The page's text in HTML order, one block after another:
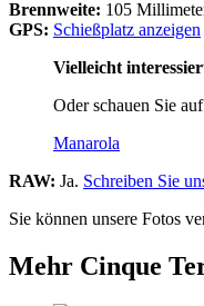
Brennweite: 105
GPS: Schießplatz anzeigen
Vielleicht
Oder schauen Sie
Manarola
RAW: Ja. Schreiben Sie
Sie können unsere Fotos
Mehr Cinque